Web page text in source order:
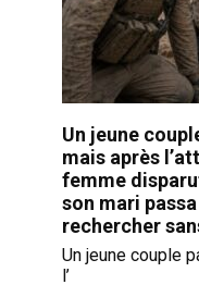
Un jeune
mais après
femme
son mari
rechercher
Un jeune couple
l’